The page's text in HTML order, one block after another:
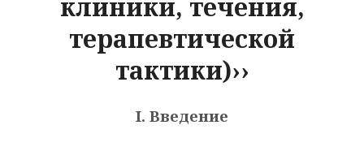
клиники, течения,
терапевтической
тактики)››
I. Введение